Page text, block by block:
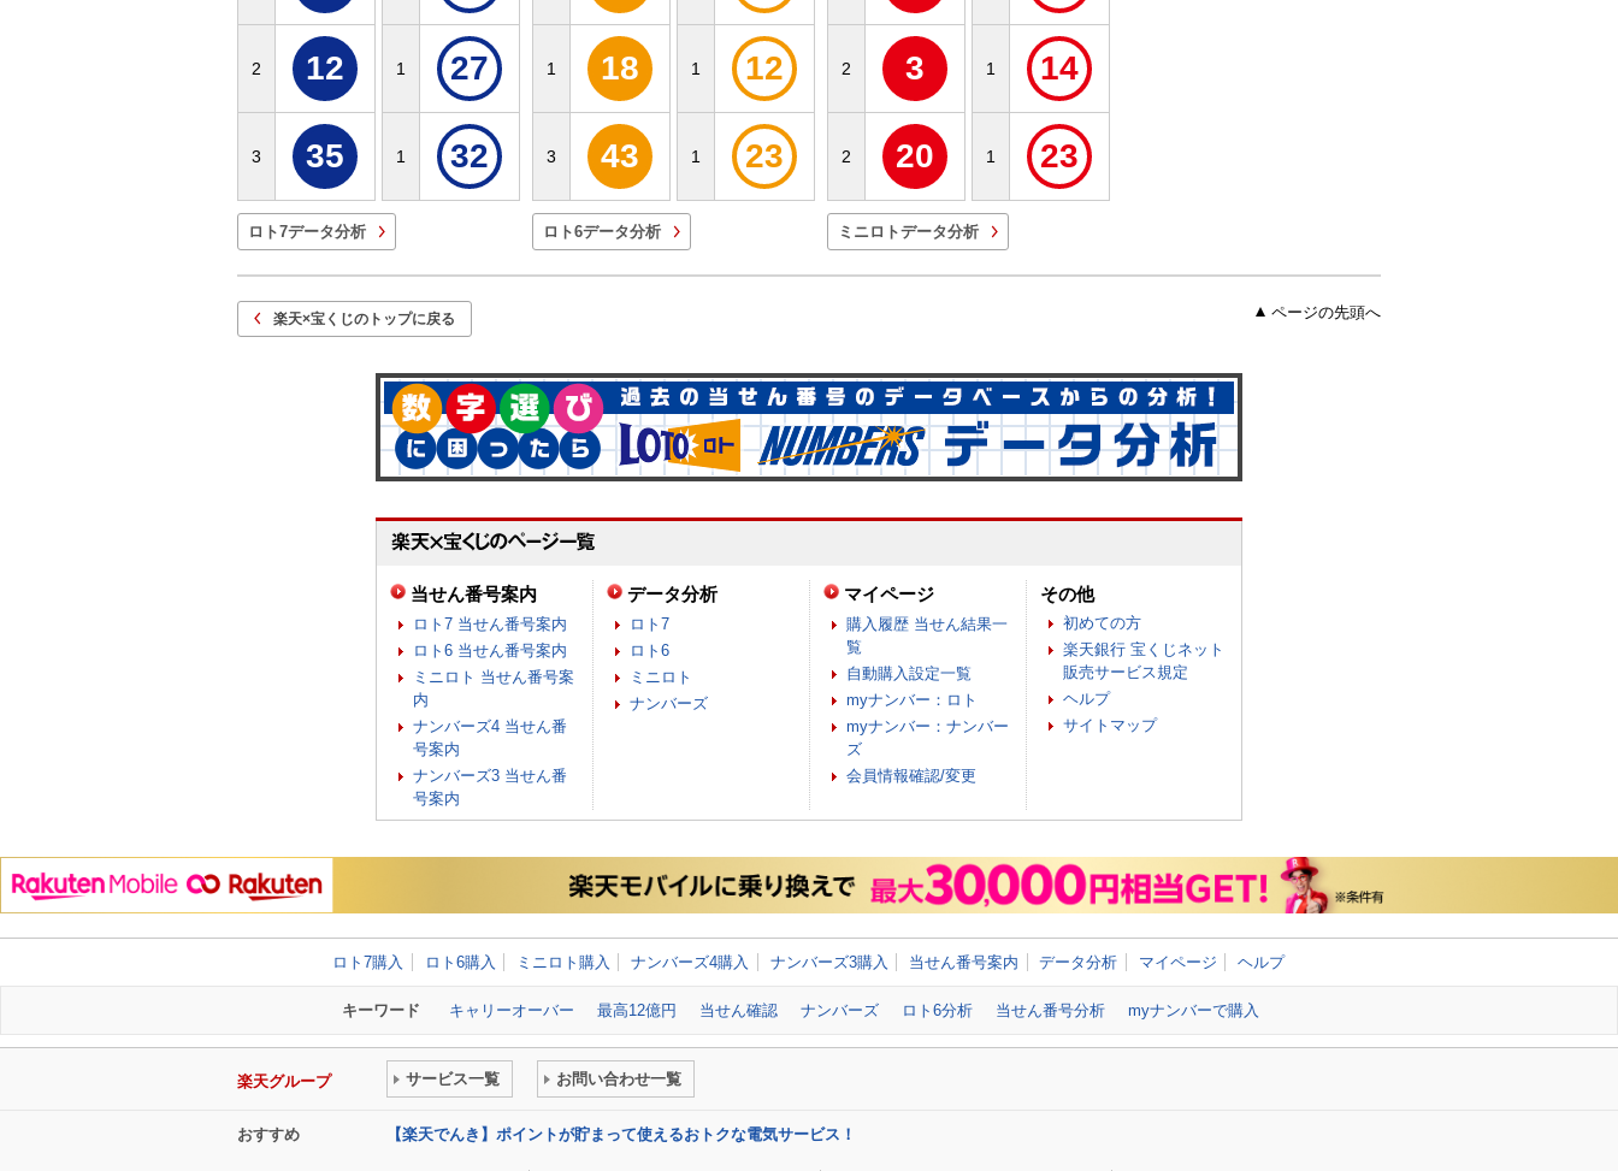
2 12
3 35
1 27
1 32
ロト7データ分析
1 18
3 43
1 12
1 23
ロト6データ分析
2 3
2 20
1 14
1 23
ミニロトデータ分析
楽天×宝くじのトップに戻る ページの先頭へ
当せん番号案内
ロト7 当せん番号案内
ロト6 当せん番号案内
ミニロト 当せん番号案
内
ナンバーズ4 当せん番
号案内
ナンバーズ3 当せん番
号案内
データ分析
ロト7
ロト6
ミニロト
ナンバーズ
マイページ
購入履歴 当せん結果一
覧
自動購入設定一覧
myナンバー：ロト
myナンバー：ナンバー
ズ
会員情報確認/変更
その他
初めての方
楽天銀行 宝くじネット
販売サービス規定
ヘルプ
サイトマップ
ロト7購入 ロト6購入 ミニロト購入 ナンバーズ4購入 ナンバーズ3購入 当せん番号案内 データ分析 マイページ ヘルプ
キーワード キャリーオーバー 最高12億円 当せん確認 ナンバーズ ロト6分析 当せん番号分析 myナンバーで購入
楽天グループ サービス一覧 お問い合わせ一覧
おすすめ 【楽天でんき】ポイントが貯まって使えるおトクな電気サービス！